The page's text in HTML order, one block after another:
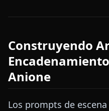
Construyendo
Anione
Los prompts de